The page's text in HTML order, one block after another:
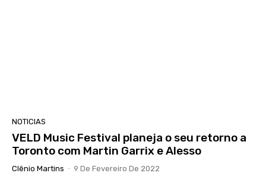
NOTICIAS
VELD Music Festival planeja o seu retorno a
Toronto com Martin Garrix e Alesso
Clênio Martins - 9 De Fevereiro De 2022